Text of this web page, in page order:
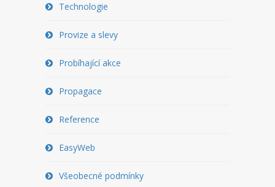
REGISTRACE SSD WEBHOSTINGU
PŘEVOD NA PLACENÝ SSD
REGISTRACE VPS
Technologie
Provize a slevy
Probíhající akce
Propagace
Reference
EasyWeb
Všeobecné podmínky